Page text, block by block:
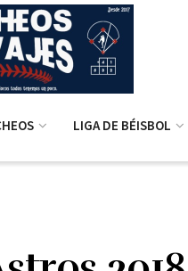
LIGA DE BÉISBOL